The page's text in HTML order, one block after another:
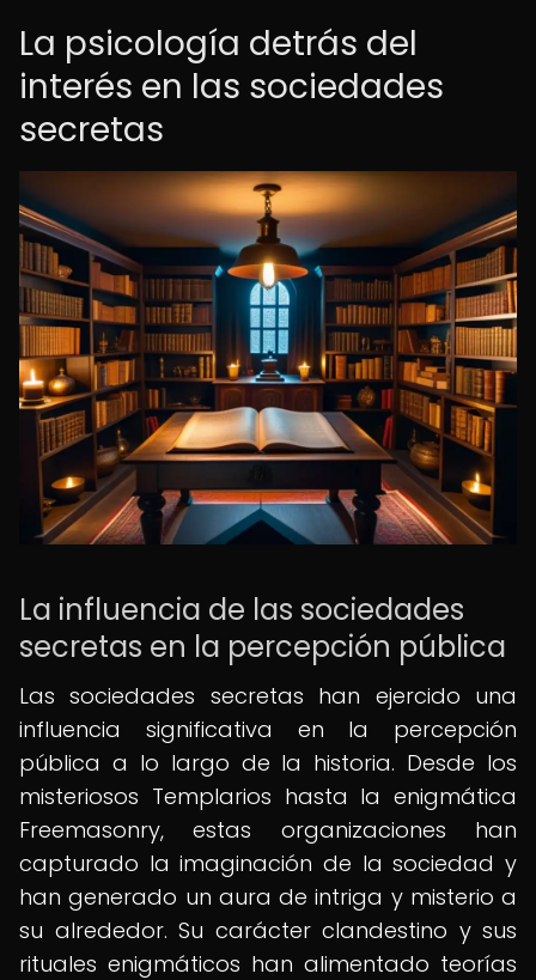
La psicología detrás del
interés en las sociedades
secretas
La influencia de las sociedades
secretas en la percepción pública
Las sociedades secretas han ejercido una
influencia significativa en la percepción
pública a lo largo de la historia. Desde los
misteriosos Templarios hasta la enigmática
Freemasonry, estas organizaciones han
capturado la imaginación de la sociedad y
han generado un aura de intriga y misterio a
su alrededor. Su carácter clandestino y sus
rituales enigmáticos han alimentado teorías